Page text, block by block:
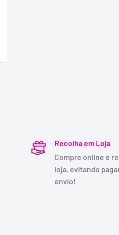
Recolha em Loja
Compre online e
loja, evitando
envio!